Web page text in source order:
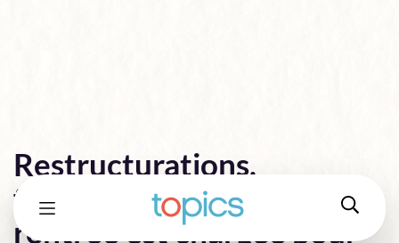
Restructurations,
formation et télétravail : la
rentrée est chargée pour